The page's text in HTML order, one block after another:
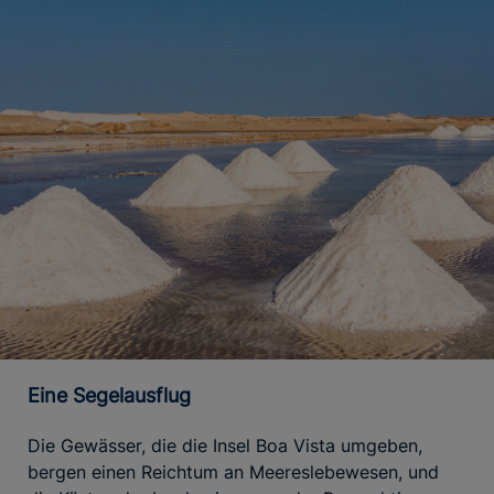
Eine Segelausflug
Die Gewässer, die die Insel Boa Vista umgeben,
bergen einen Reichtum an Meereslebewesen, und